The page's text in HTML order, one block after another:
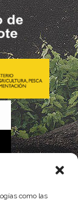
como las